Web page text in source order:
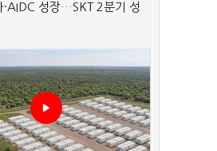
·AIDC 성장…SKT 2분기 성